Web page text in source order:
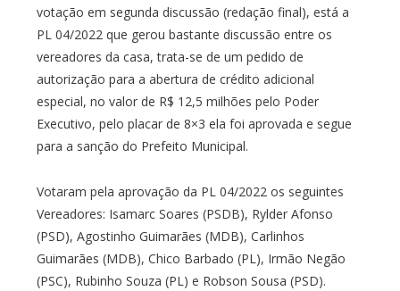
votação em segunda discussão (redação final), está a
PL 04/2022 que gerou bastante discussão entre os
vereadores da casa, trata-se de um pedido de
autorização para a abertura de crédito adicional
especial, no valor de R$ 12,5 milhões pelo Poder
Executivo, pelo placar de 8×3 ela foi aprovada e segue
para a sanção do Prefeito Municipal.
Votaram pela aprovação da PL 04/2022 os seguintes
Vereadores: Isamarc Soares (PSDB), Rylder Afonso
(PSD), Agostinho Guimarães (MDB), Carlinhos
Guimarães (MDB), Chico Barbado (PL), Irmão Negão
(PSC), Rubinho Souza (PL) e Robson Sousa (PSD).